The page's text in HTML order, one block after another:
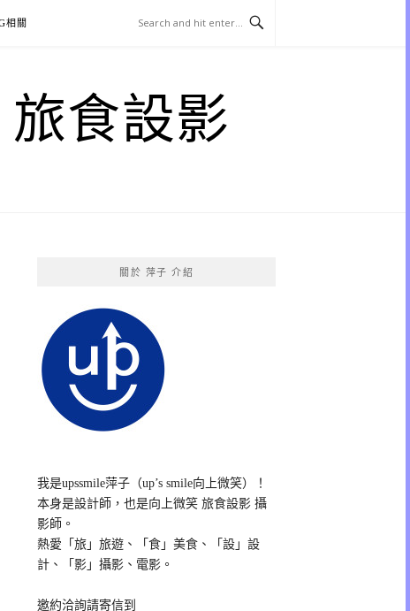
相關
旅食設影
關於 萍子 介紹
我是upssmile萍子（up’s smile向上微笑）！
本身是設計師，也是向上微笑 旅食設影 攝
影師。
熱愛「旅」旅遊、「食」美食、「設」設
計、「影」攝影、電影。
邀約洽詢請寄信到